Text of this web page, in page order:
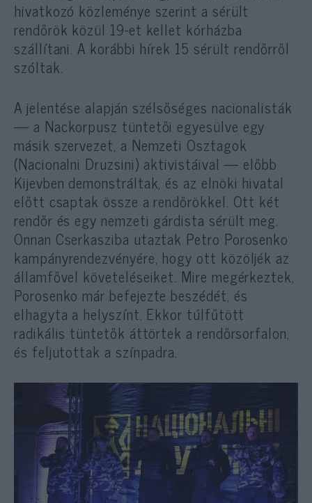
hivatkozó közleménye szerint a sérült
rendőrök közül 19-et kellet kórházba
szállítani. A korábbi hírek 15 sérült rendőrről
szóltak.
A jelentése alapján szélsőséges nacionalisták
— a Nackorpusz tüntetői egyesülve egy
másik szervezet, a Nemzeti Osztagok
(Nacionalni Druzsini) aktivistáival — előbb
Kijevben demonstráltak, és az elnöki hivatal
előtt csaptak össze a rendőrökkel. Ott két
rendőr és egy nemzeti gárdista sérült meg.
Onnan Cserkasziba utaztak Petro Porosenko
kampányrendezvényére, hogy ott közöljék az
államfővel követeléseiket. Mire megérkeztek,
Porosenko már befejezte beszédét, és
elhagyta a helyszínt. Ekkor túlfűtött
radikális tüntetők áttörtek a rendőrsorfalon,
és feljutottak a színpadra.